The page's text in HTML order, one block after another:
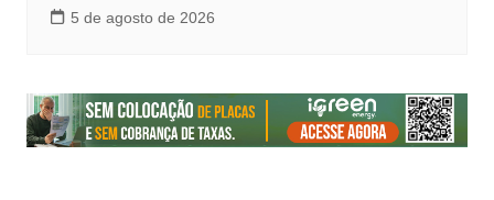
5 de agosto de 2026